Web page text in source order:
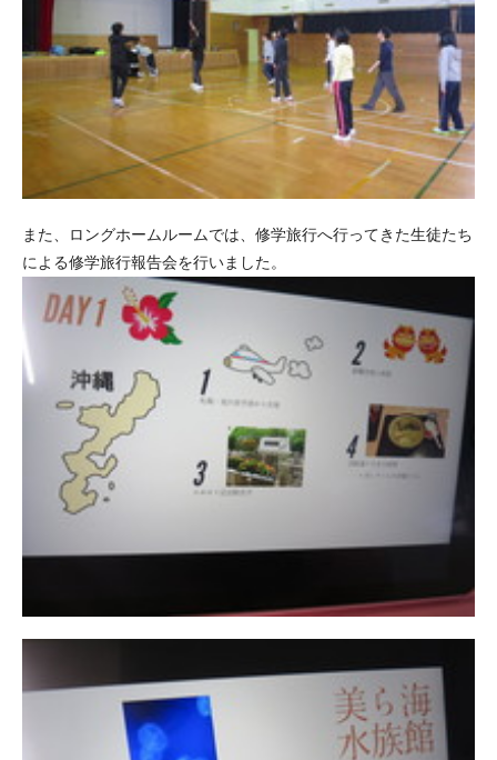
また、ロングホームルームでは、修学旅行へ行ってきた生徒たち
による修学旅行報告会を行いました。